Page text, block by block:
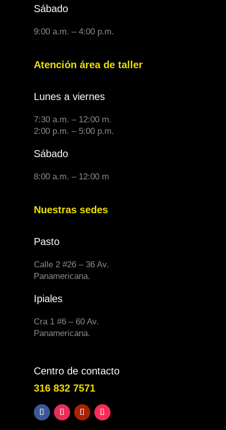
Sábado
9:00 a.m. – 4:00 p.m.
Atención área de taller
Lunes a viernes
7:30 a.m. – 12:00 m.
2:00 p.m. – 5:00 p.m.
Sábado
8:00 a.m. – 12:00 m
Nuestras sedes
Pasto
Calle 2 #26 – 36 Av.
Panamericana.
Ipiales
Cra 1 #6 – 60 Av.
Panamericana.
Centro de contacto
316 832 7571